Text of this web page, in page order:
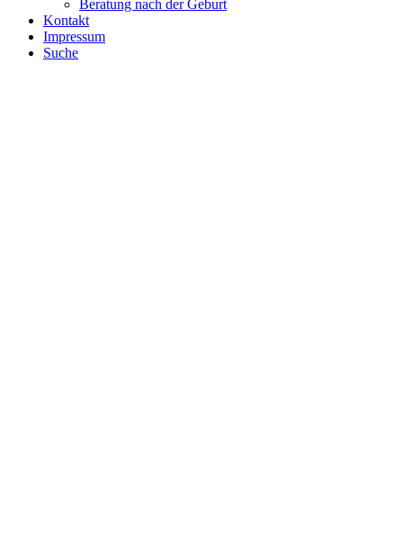
Beratung nach der Geburt
Kontakt
Impressum
Suche